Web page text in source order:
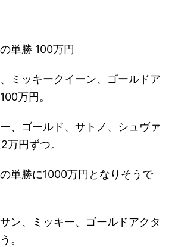
単勝 100万円
ミッキークイーン、ゴールドア
万円。
、ゴールド、サトノ、シュヴァ
万円ずつ。
単勝に1000万円となりそうで
ン、ミッキー、ゴールドアクタ
。